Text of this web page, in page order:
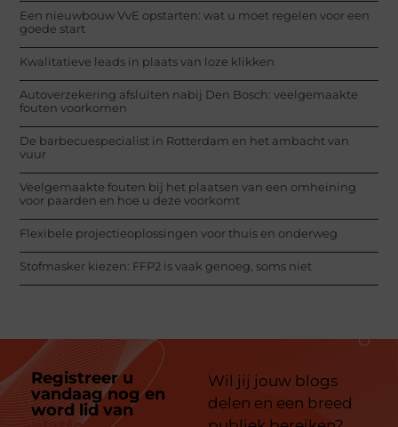
Een nieuwbouw VvE opstarten: wat u moet regelen voor een
goede start
Kwalitatieve leads in plaats van loze klikken
Autoverzekering afsluiten nabij Den Bosch: veelgemaakte
fouten voorkomen
De barbecuespecialist in Rotterdam en het ambacht van
vuur
Veelgemaakte fouten bij het plaatsen van een omheining
voor paarden en hoe u deze voorkomt
Flexibele projectieoplossingen voor thuis en onderweg
Stofmasker kiezen: FFP2 is vaak genoeg, soms niet
Registreer u
vandaag nog en
word lid van
Wil jij jouw blogs
delen en een breed